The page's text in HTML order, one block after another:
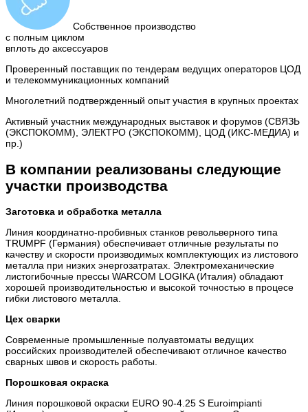
Собственное производство
с полным циклом
вплоть до аксессуаров
Проверенный поставщик по тендерам ведущих операторов ЦОД
и телекоммуникационных компаний
Многолетний подтвержденный опыт участия в крупных проектах
Активный участник международных выставок и форумов (СВЯЗЬ
(ЭКСПОКОММ), ЭЛЕКТРО (ЭКСПОКОММ), ЦОД (ИКС-МЕДИА) и
пр.)
В компании реализованы следующие
участки производства
Заготовка и обработка металла
Линия координатно-пробивных станков револьверного типа
TRUMPF (Германия) обеспечивает отличные результаты по
качеству и скорости производимых комплектующих из листового
металла при низких энергозатратах. Электромеханические
листогибочные прессы WARCOM LOGIKA (Италия) обладают
хорошей производительностью и высокой точностью в процесе
гибки листового металла.
Цех сварки
Современные промышленные полуавтоматы ведущих
российских производителей обеспечивают отличное качество
сварных швов и скорость работы.
Порошковая окраска
Линия порошковой окраски EURO 90-4.25 S Euroimpianti